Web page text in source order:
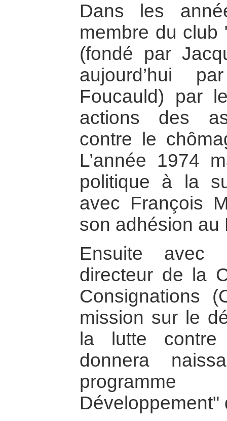
Dans les
membre du club
(fondé par
aujourd’hui
Foucauld) par
actions des
contre le
L’année 1974
politique à la
avec François
son adhésion au
Ensuite avec
directeur de la
Consignations
mission sur le
la lutte
donnera
Développement"